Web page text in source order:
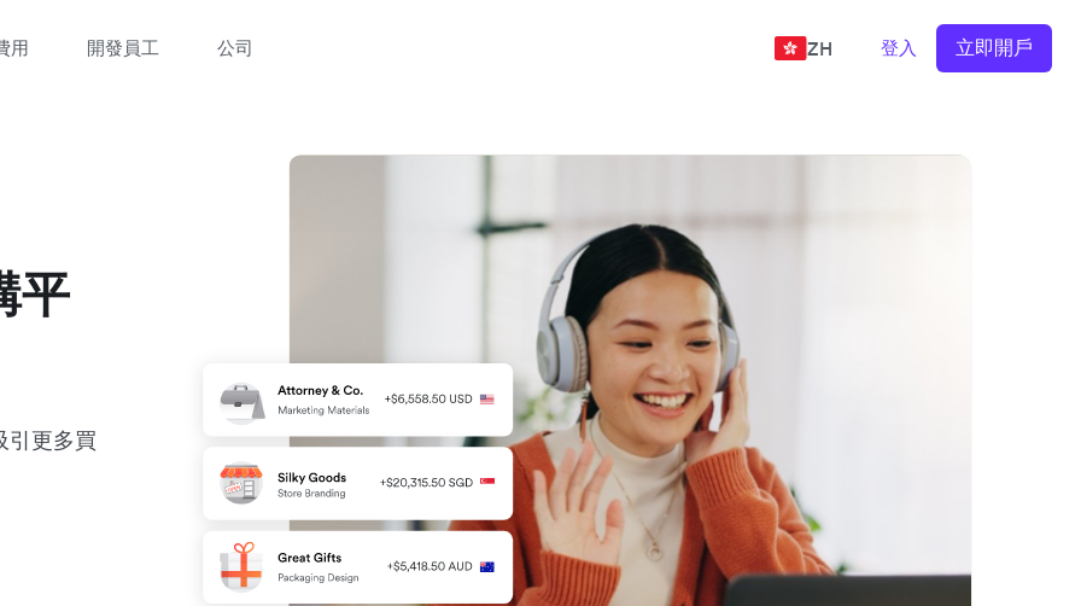
用 開發員工 公司 ZH 登入 立即開戶
平
引更多買